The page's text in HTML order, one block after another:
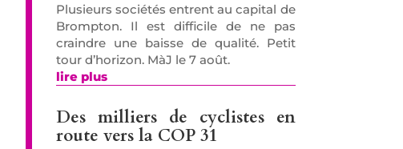
Plusieurs sociétés entrent au capital de
Brompton. Il est difficile de ne pas
craindre une baisse de qualité. Petit
tour d’horizon. MàJ le 7 août.
lire plus
Des milliers de cyclistes en
route vers la COP 31